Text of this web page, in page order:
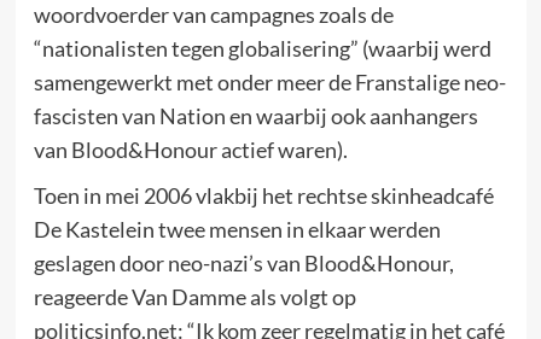
woordvoerder van campagnes zoals de
“nationalisten tegen globalisering” (waarbij werd
samengewerkt met onder meer de Franstalige neo-
fascisten van Nation en waarbij ook aanhangers
van Blood&Honour actief waren).
Toen in mei 2006 vlakbij het rechtse skinheadcafé
De Kastelein twee mensen in elkaar werden
geslagen door neo-nazi’s van Blood&Honour,
reageerde Van Damme als volgt op
politicsinfo.net: “Ik kom zeer regelmatig in het café